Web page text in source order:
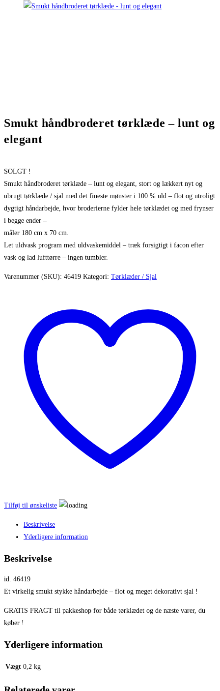
Smukt håndbroderet tørklæde – lunt og
elegant
SOLGT !
Smukt håndbroderet tørklæde – lunt og elegant, stort og lækkert nyt og
ubrugt tørklæde / sjal med det fineste mønster i 100 % uld – flot og utroligt
dygtigt håndarbejde, hvor broderierne fylder hele tørklædet og med frynser
i begge ender –
måler 180 cm x 70 cm.
Let uldvask program med uldvaskemiddel – træk forsigtigt i facon efter
vask og lad lufttørre – ingen tumbler.
Varenummer (SKU): 46419 Kategori: Tørklæder / Sjal
Tilføj til ønskeliste
Beskrivelse
Yderligere information
Beskrivelse
id. 46419
Et virkelig smukt stykke håndarbejde – flot og meget dekorativt sjal !
GRATIS FRAGT til pakkeshop for både tørklædet og de næste varer, du
køber !
Yderligere information
Vægt 0,2 kg